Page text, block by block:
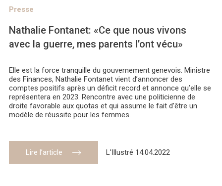
Presse
Nathalie Fontanet: «Ce que nous vivons
avec la guerre, mes parents l’ont vécu»
Elle est la force tranquille du gouvernement genevois. Ministre
des Finances, Nathalie Fontanet vient d’annoncer des
comptes positifs après un déficit record et annonce qu’elle se
représentera en 2023. Rencontre avec une politicienne de
droite favorable aux quotas et qui assume le fait d’être un
modèle de réussite pour les femmes.
Lire l’article L'Illustré 14.04.2022